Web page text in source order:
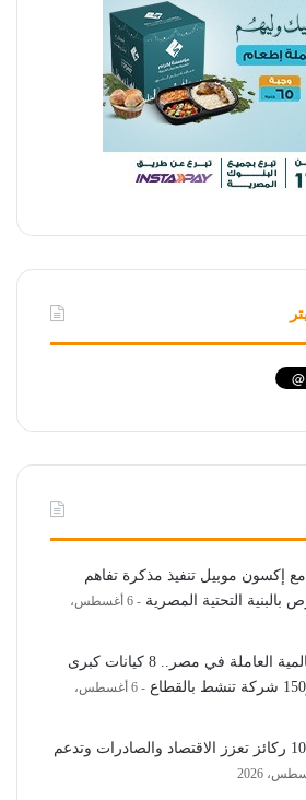
إكسون موبيل تنفيذ مذكرة تفاهم
التحتية المصرية
6 أغسطس،
شركات التعدين العالمية العاملة في مصر.. 8 كيانات كبرى
6 أغسطس،
صناعة الفوسفات.. 10 ركائز تعزز الاقتصاد والصادرات وتدعم